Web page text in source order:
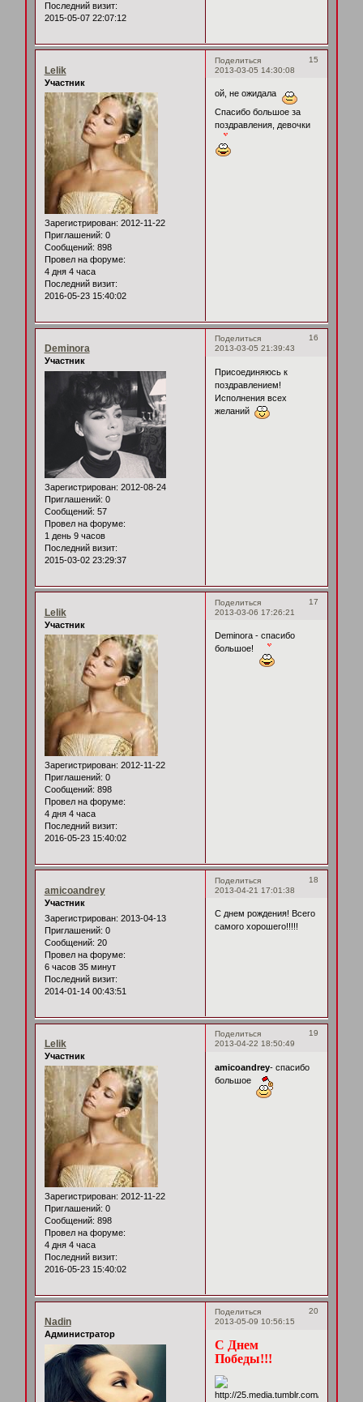
Последний визит:
2015-05-07 22:07:12
Поделиться
15
2013-03-05 14:30:08
Lelik
Участник
Зарегистрирован: 2012-11-22
Приглашений: 0
Сообщений: 898
Провел на форуме:
4 дня 4 часа
Последний визит:
2016-05-23 15:40:02
ой, не ожидала
Спасибо большое за
поздравления, девочки
Поделиться
16
2013-03-05 21:39:43
Deminora
Участник
Зарегистрирован: 2012-08-24
Приглашений: 0
Сообщений: 57
Провел на форуме:
1 день 9 часов
Последний визит:
2015-03-02 23:29:37
Присоединяюсь к
поздравлением!
Исполнения всех
желаний
Поделиться
17
2013-03-06 17:26:21
Lelik
Участник
Зарегистрирован: 2012-11-22
Приглашений: 0
Сообщений: 898
Провел на форуме:
4 дня 4 часа
Последний визит:
2016-05-23 15:40:02
Deminora - спасибо
большое!
Поделиться
18
2013-04-21 17:01:38
amicoandrey
Участник
Зарегистрирован: 2013-04-13
Приглашений: 0
Сообщений: 20
Провел на форуме:
6 часов 35 минут
Последний визит:
2014-01-14 00:43:51
С днем рождения! Всего
самого хорошего!!!!!
Поделиться
19
2013-04-22 18:50:49
Lelik
Участник
Зарегистрирован: 2012-11-22
Приглашений: 0
Сообщений: 898
Провел на форуме:
4 дня 4 часа
Последний визит:
2016-05-23 15:40:02
amicoandrey- спасибо
большое
Поделиться
20
2013-05-09 10:56:15
Nadin
Администратор
С Днем
Победы!!!